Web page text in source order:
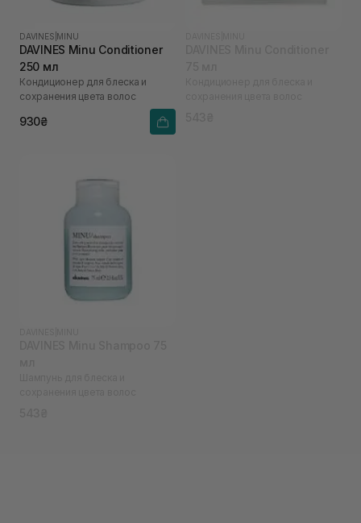
DAVINES MINU
DAVINES Minu Conditioner
250 мл
Кондиционер для блеска и
сохранения цвета волос
930₴